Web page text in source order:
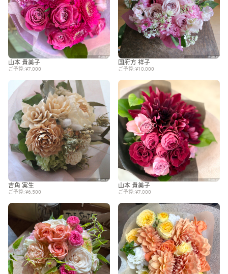
山本 貴美子
ご予算: ¥7,000
国府方 祥子
ご予算: ¥10,000
吉角 実生
ご予算: ¥6,500
山本 貴美子
ご予算: ¥7,000